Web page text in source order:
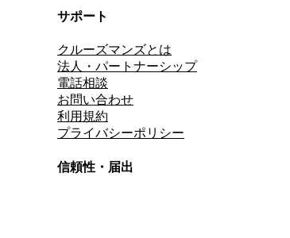
サポート
クルーズマンズとは
法人・パートナーシップ
電話相談
お問い合わせ
利用規約
プライバシーポリシー
信頼性・届出